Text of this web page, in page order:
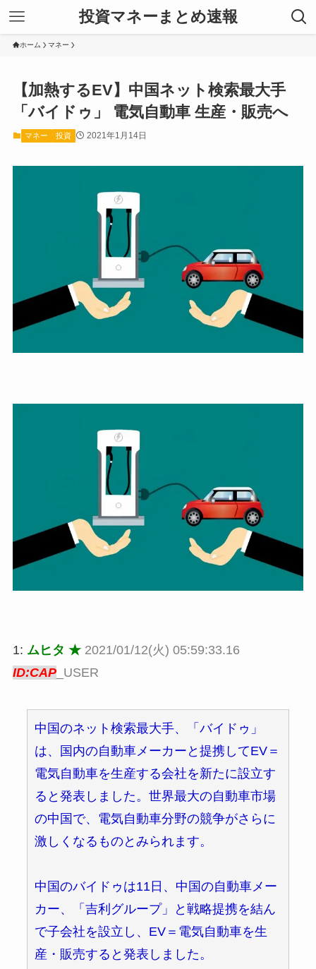
投資マネーまとめ速報
ホーム マネー
【加熱するEV】中国ネット検索最大手
「バイドゥ」 電気自動車 生産・販売へ
マネー 投資 2021年1月14日
1: ムヒタ ★ 2021/01/12(火) 05:59:33.16
ID:CAP_USER
中国のネット検索最大手、「バイドゥ」
は、国内の自動車メーカーと提携してEV＝
電気自動車を生産する会社を新たに設立す
ると発表しました。世界最大の自動車市場
の中国で、電気自動車分野の競争がさらに
激しくなるものとみられます。
中国のバイドゥは11日、中国の自動車メー
カー、「吉利グループ」と戦略提携を結ん
で子会社を設立し、EV＝電気自動車を生
産・販売すると発表しました。